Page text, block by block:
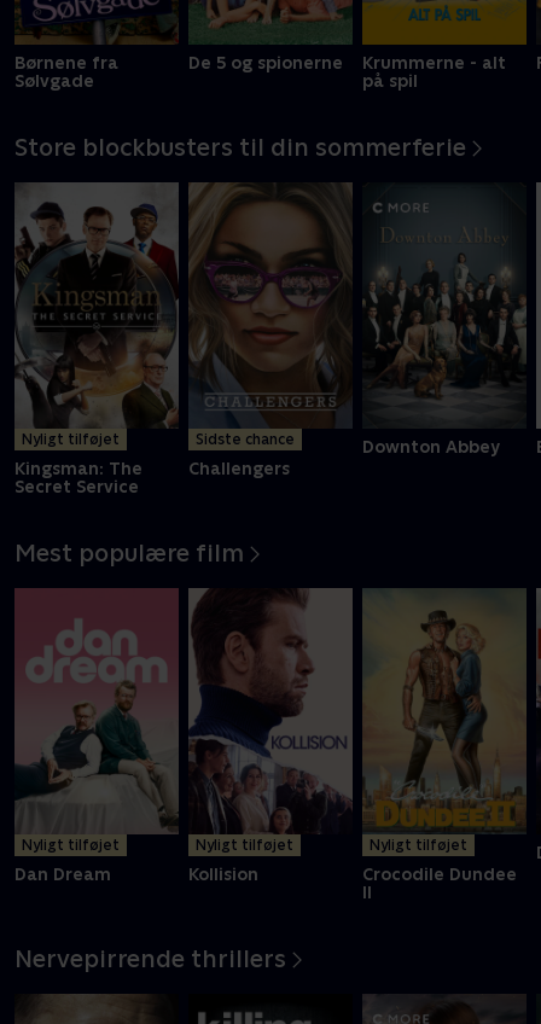
Børnene fra
Sølvgade
De 5 og spionerne
Krummerne - alt
på spil
Store blockbusters til din sommerferie
Nyligt tilføjet
Kingsman: The
Secret Service
Sidste chance
Challengers
Downton Abbey
Mest populære film
Nyligt tilføjet
Dan Dream
Nyligt tilføjet
Kollision
Nyligt tilføjet
Crocodile Dundee
II
Nervepirrende thrillers